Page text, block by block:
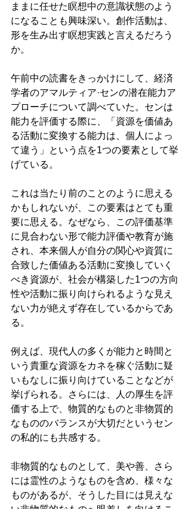
ままに任せた瞑想中の意識状態のよう
になることも興味深い。創作活動は、
形を生み出す瞑想実践と言えるだろう
か。
午前中の読書をきっかけにして、経済
学者のアマルティア·センの潜在能力ア
プローチについて調べていた。センは
能力を評価する際に、「資源を価値あ
る活動に変換する能力は、個人によっ
て違う」という点を1つの要素として挙
げている。
これは当たり前のことのように思える
かもしれないが、この要素はとても重
要に思える。なぜなら、この評価基準
に見合わない形で能力評価や教育が施
され、本来個人が自分の関心や資質に
合致した価値ある活動に変換していく
べき資源が、社会が構築した1つの方向
性や活動に振り向けられるような見え
ない力が絶えず存在しているからであ
る。
例えば、現代人の多くが能力と時間と
いう貴重な資源をカネを稼ぐ活動に疑
いもなしに振り向けていることなどが
挙げられる。さらには、人の厚生を評
価する上で、物質的なものと非物質的
なもののバランスが大切だというセン
の私的にも共感する。
非物質的なものとして、美や善、さら
には霊性のようなものを含め、様々な
ものがあるが、そうした目には見えな